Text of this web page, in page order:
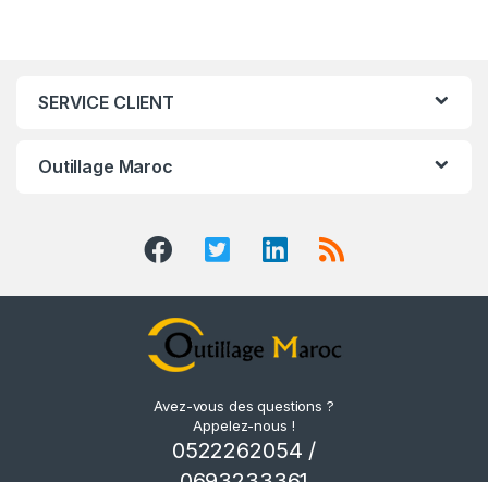
SERVICE CLIENT
Outillage Maroc
Avez-vous des questions ?
Appelez-nous !
0522262054 /